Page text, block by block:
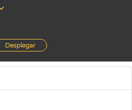
Desplegar